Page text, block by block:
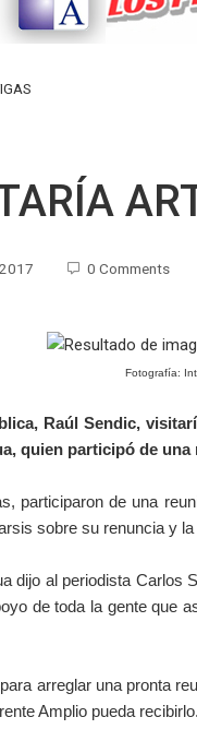
0 Comments
Fotografía:
Raúl Sendic,
quien participó de una
participaron de una
sobre su renuncia y
dijo al periodista
de toda la gente que
arreglar una pronta
Amplio pueda recibirlo.